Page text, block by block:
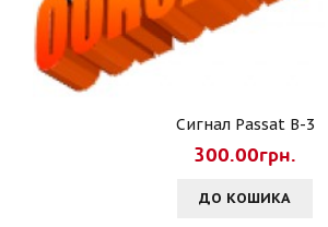
Сигнал Passat B-3
300.00грн.
ДО КОШИКА